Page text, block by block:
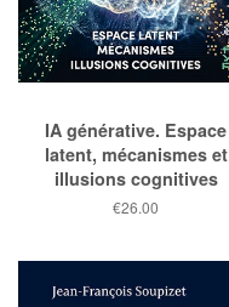
IA générative. Espace
latent, mécanismes et
illusions cognitives
Prix
€26.00